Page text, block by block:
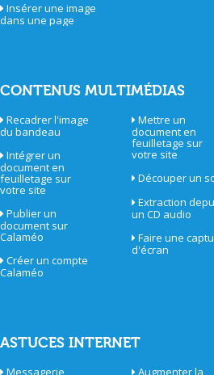
Insérer une image
dans une page
CONTENUS MULTIMÉDIAS
Recadrer l'image
du bandeau
Intégrer un
document en
feuilletage sur
votre site
Publier un
document sur
Calaméo
Créer un compte
Calaméo
Mettre un
document en
feuilletage sur
votre site
Découper un
Extraction
un CD audio
Faire une
d'écran
ASTUCES INTERNET
Messagerie
Augmenter la